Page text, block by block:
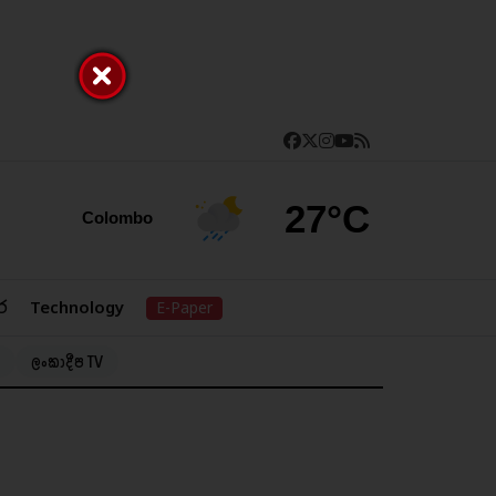
Colombo 27°C
Technology E-Paper
ලංකාදීප TV